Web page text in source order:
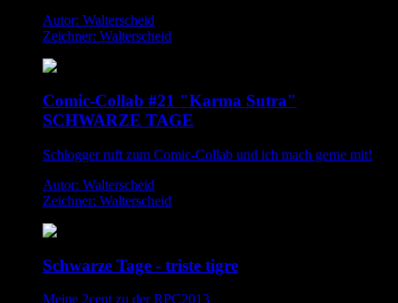
Autor: Walterscheid
Zeichner: Walterscheid
Comic-Collab #21 "Karma Sutra"
SCHWARZE TAGE
Schlogger ruft zum Comic-Collab und ich mach gerne mit!
Autor: Walterscheid
Zeichner: Walterscheid
Schwarze Tage - triste tigre
Meine 2cent zu der RPC2013